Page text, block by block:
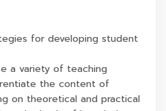
for developing student
a variety of teaching
the content of
on theoretical and practical